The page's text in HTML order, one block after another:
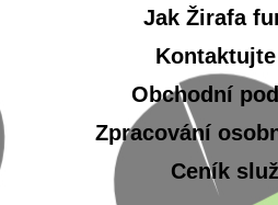
Jak Žirafa
Obchodní
Zpracování
Ceník